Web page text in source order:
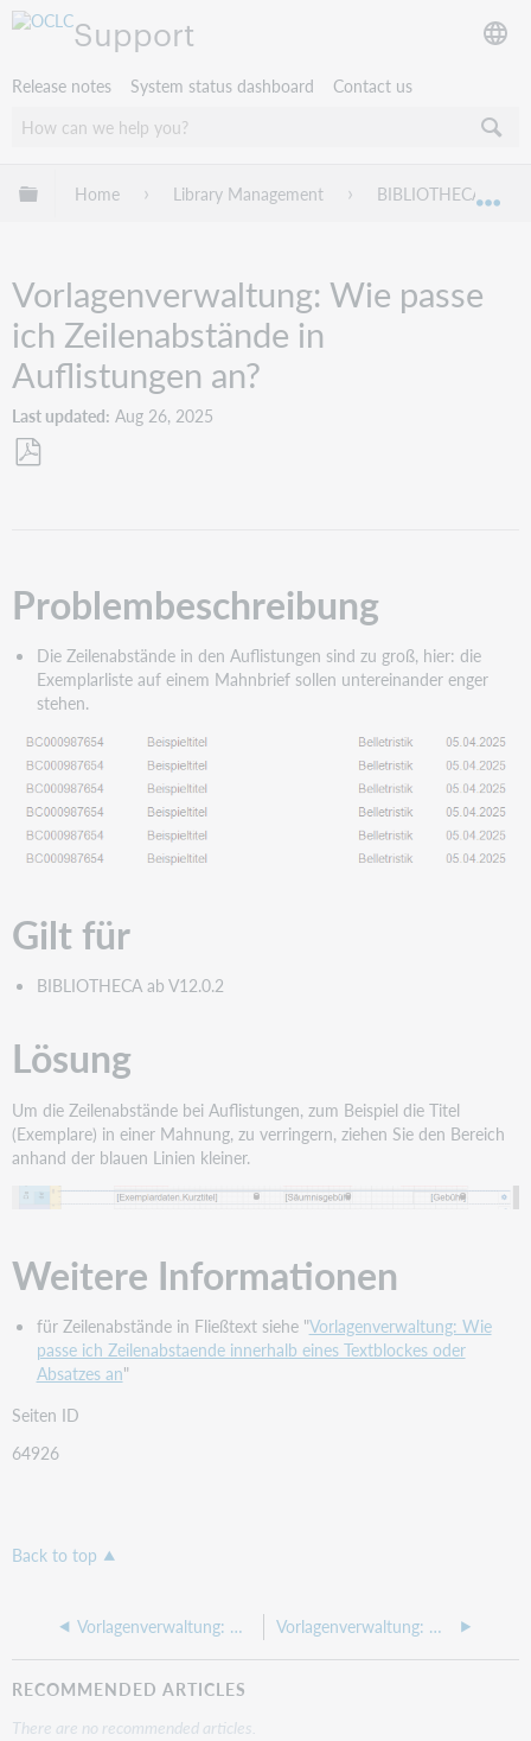
Support
Release notes System status dashboard Contact us
Expand/collapse global hierarchy
Home Library Management BIBLIOTHECA
Vorlagenverwaltung: Wie passe
ich Zeilenabstände in
Auflistungen an?
Last updated Aug 26, 2025
Problembeschreibung
Die Zeilenabstände in den Auflistungen sind zu groß, hier: die
Exemplarliste auf einem Mahnbrief sollen untereinander enger
stehen.
Gilt für
BIBLIOTHECA ab V12.0.2
Lösung
Um die Zeilenabstände bei Auflistungen, zum Beispiel die Titel
(Exemplare) in einer Mahnung, zu verringern, ziehen Sie den Bereich
anhand der blauen Linien kleiner.
Weitere Informationen
für Zeilenabstände in Fließtext siehe "Vorlagenverwaltung: Wie
passe ich Zeilenabstaende innerhalb eines Textblockes oder
Absatzes an"
Seiten ID
64926
Back to top
Vorlagenverwaltung: Wie kann in Mahnbriefen Verfasser und Kurztitel aus dem Exemplar in einem Feld kombiniert werden? Vorlagenverwaltung: Wie passe ich Zeilenabstände innerhalb eines Textblockes oder Absatzes an?
RECOMMENDED ARTICLES
There are no recommended articles.